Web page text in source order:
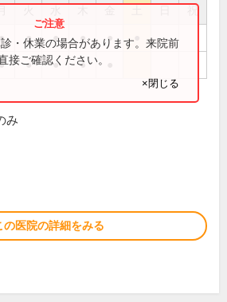
祝
● ● ● ● ●
● ● ●
・休業の場合があります。来院前
接ご確認ください。
×閉じる
み
の医院の詳細をみる